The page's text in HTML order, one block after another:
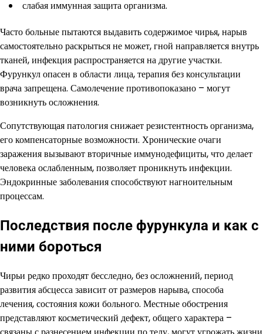
слабая иммунная защита организма.
Часто больные пытаются выдавить содержимое чирья, нарыв
самостоятельно раскрыться не может, гной направляется внутрь
тканей, инфекция распространяется на другие участки.
Фурункул опасен в области лица, терапия без консультации
врача запрещена. Самолечение противопоказано – могут
возникнуть осложнения.
Сопутствующая патология снижает резистентность организма,
его компенсаторные возможности. Хронические очаги
заражения вызывают вторичные иммунодефициты, что делает
человека ослабленным, позволяет проникнуть инфекции.
Эндокринные заболевания способствуют нагноительным
процессам.
Последствия после фурункула и как с
ними бороться
Чирьи редко проходят бесследно, без осложнений, период
развития абсцесса зависит от размеров нарыва, способа
лечения, состояния кожи больного. Местные обострения
представляют косметический дефект, общего характера –